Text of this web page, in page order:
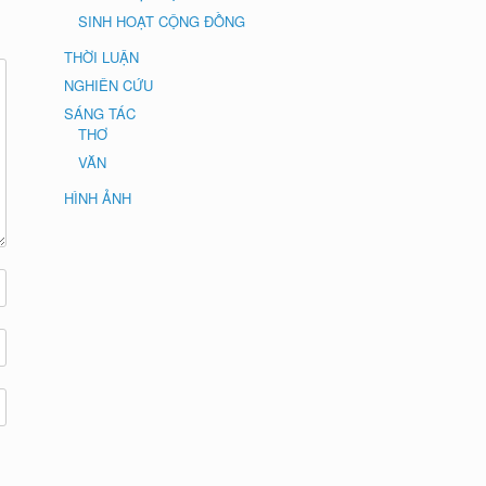
SINH HOẠT CỘNG ĐỒNG
THỜI LUẬN
NGHIÊN CỨU
SÁNG TÁC
THƠ
VĂN
HÌNH ẢNH